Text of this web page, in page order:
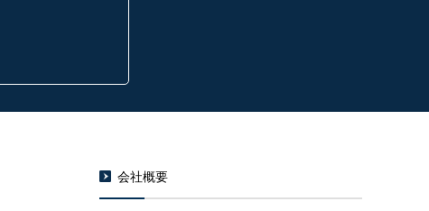
会社概要